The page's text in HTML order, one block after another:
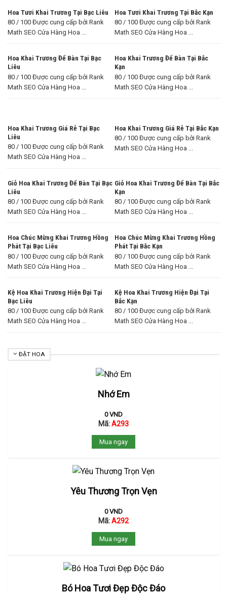
Hoa Tươi Khai Trương Tại Bạc Liêu
80 / 100 Được cung cấp bởi Rank
Math SEO Cửa Hàng Hoa ...
Hoa Tươi Khai Trương Tại Bắc Kạn
80 / 100 Được cung cấp bởi Rank
Math SEO Cửa Hàng Hoa ...
Hoa Khai Trương Để Bàn Tại Bạc
Liêu
80 / 100 Được cung cấp bởi Rank
Math SEO Cửa Hàng Hoa ...
Hoa Khai Trương Để Bàn Tại Bắc
Kạn
80 / 100 Được cung cấp bởi Rank
Math SEO Cửa Hàng Hoa ...
Hoa Khai Trương Giá Rẻ Tại Bạc
Liêu
80 / 100 Được cung cấp bởi Rank
Math SEO Cửa Hàng Hoa ...
Hoa Khai Trương Giá Rẻ Tại Bắc Kạn
80 / 100 Được cung cấp bởi Rank
Math SEO Cửa Hàng Hoa ...
Giỏ Hoa Khai Trương Để Bàn Tại Bạc
Liêu
80 / 100 Được cung cấp bởi Rank
Math SEO Cửa Hàng Hoa ...
Giỏ Hoa Khai Trương Để Bàn Tại Bắc
Kạn
80 / 100 Được cung cấp bởi Rank
Math SEO Cửa Hàng Hoa ...
Hoa Chúc Mừng Khai Trương Hồng
Phát Tại Bạc Liêu
80 / 100 Được cung cấp bởi Rank
Math SEO Cửa Hàng Hoa ...
Hoa Chúc Mừng Khai Trương Hồng
Phát Tại Bắc Kạn
80 / 100 Được cung cấp bởi Rank
Math SEO Cửa Hàng Hoa ...
Kệ Hoa Khai Trương Hiện Đại Tại
Bạc Liêu
80 / 100 Được cung cấp bởi Rank
Math SEO Cửa Hàng Hoa ...
Kệ Hoa Khai Trương Hiện Đại Tại
Bắc Kạn
80 / 100 Được cung cấp bởi Rank
Math SEO Cửa Hàng Hoa ...
ĐẶT HOA
Nhớ Em
0VND
Mã:A293
Mua ngay
Yêu Thương Trọn Vẹn
0VND
Mã:A292
Mua ngay
Bó Hoa Tươi Đẹp Độc Đáo